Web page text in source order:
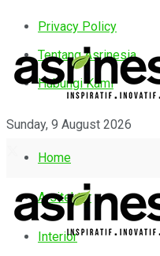
Privacy Policy
Tentang Asrinesia
Hubungi Kami
Sunday, 9 August 2026
Home
Arsitektur
Interior